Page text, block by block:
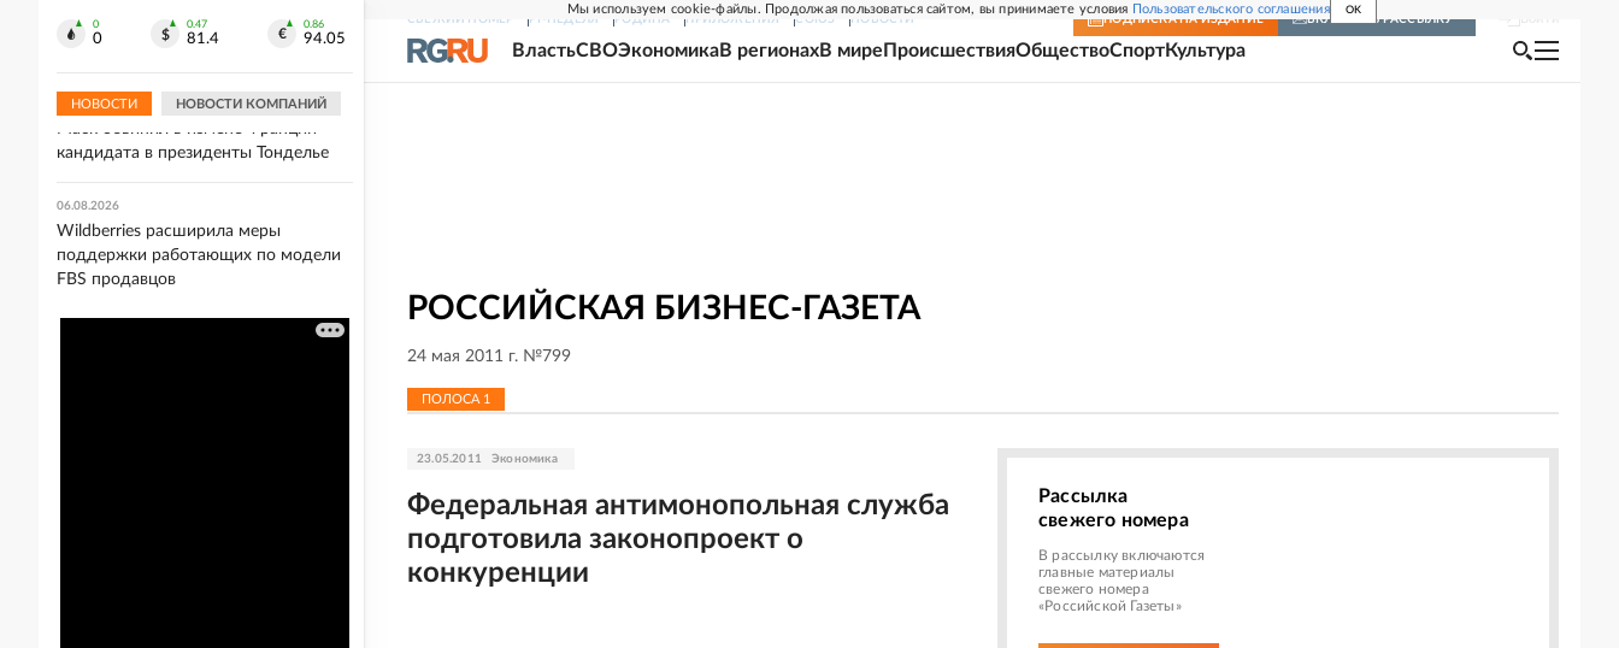
Мы используем cookie-файлы. Продолжая пользоваться сайтом, вы принимаете условия Пользовательского соглашения OK
СВЕЖИЙ НОМЕР РГ-НЕДЕЛЯ РОДИНА ПРИЛОЖЕНИЯ СОЮЗ НОВОСТИ ПОДПИСКА НА ИЗДАНИЕ ВКЛЮЧИТЬ РАССЫЛКУ
ВластьСВОЭкономикаВ регионахВ мире ПроисшествияОбществоСпортКультура
РОССИЙСКАЯ БИЗНЕС-ГАЗЕТА
24 мая 2011 г. №799
ПОЛОСА 1
23.05.2011 Экономика
Федеральная антимонопольная служба
подготовила законопроект о
конкуренции
Рассылка
свежего номера
В рассылку включаются
главные материалы
свежего номера
«Российской Газеты»
0
0
0.47
81.4
0.86
94.05
НОВОСТИ НОВОСТИ КОМПАНИЙ
кабинетах продавцов справки о
06.08.2026
Маск обвинил в измене Франции
кандидата в президенты Тонделье
06.08.2026
Wildberries расширила меры
поддержки работающих по модели
FBS продавцов